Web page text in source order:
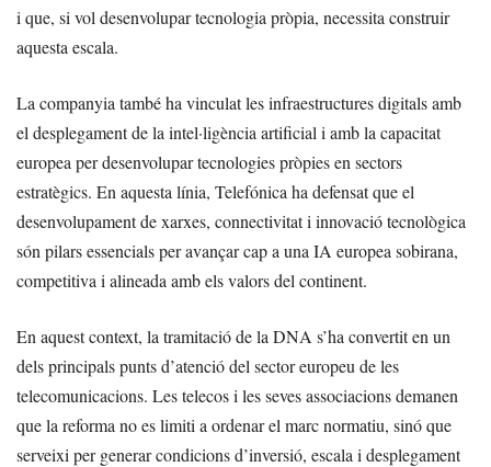
i que, si vol desenvolupar tecnologia pròpia, necessita construir
aquesta escala.
La companyia també ha vinculat les infraestructures digitals amb
el desplegament de la intel·ligència artificial i amb la capacitat
europea per desenvolupar tecnologies pròpies en sectors
estratègics. En aquesta línia, Telefónica ha defensat que el
desenvolupament de xarxes, connectivitat i innovació tecnològica
són pilars essencials per avançar cap a una IA europea sobirana,
competitiva i alineada amb els valors del continent.
En aquest context, la tramitació de la DNA s’ha convertit en un
dels principals punts d’atenció del sector europeu de les
telecomunicacions. Les telecos i les seves associacions demanen
que la reforma no es limiti a ordenar el marc normatiu, sinó que
serveixi per generar condicions d’inversió, escala i desplegament